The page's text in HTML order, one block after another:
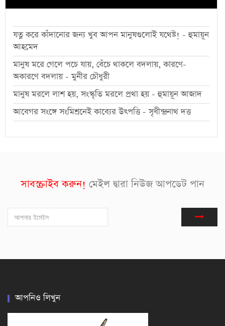
যত্ন করে কাঁদানোর জন্য খুব আপন মানুষগুলোই যথেষ্ট! - হুমায়ূন
আহমেদ
মানুষ মরে গেলে পচে যায়, বেঁচে থাকলে বদলায়, কারণে-
অকারণে বদলায় - মুনীর চৌধুরী
মানুষ মরলে লাশ হয়, সংস্কৃতি মরলে প্রথা হয় - হুমায়ূন আজাদ
আবেগর সংঙ্গে সংমিশ্রনেই কাব্যের উৎপত্তি - সৃধীন্দ্রনাথ দত্ত
সাবস্ক্রাইব করুন! মেইল দ্বারা নিউজ আপডেট পান
আপনিও লিখুন